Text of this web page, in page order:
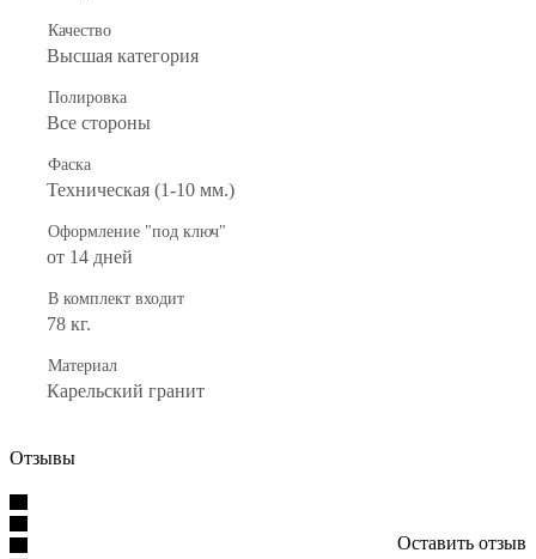
Качество
Высшая категория
Полировка
Все стороны
Фаска
Техническая (1-10 мм.)
Оформление "под ключ"
от 14 дней
В комплект входит
78 кг.
Материал
Карельский гранит
Отзывы
Оставить отзыв